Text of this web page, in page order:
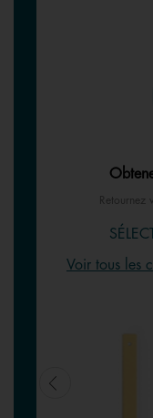
Retournez
Voir tous les